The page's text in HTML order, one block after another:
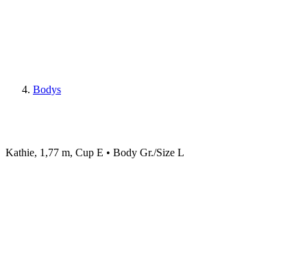
Bodys
Kathie, 1,77 m, Cup E • Body Gr./Size L